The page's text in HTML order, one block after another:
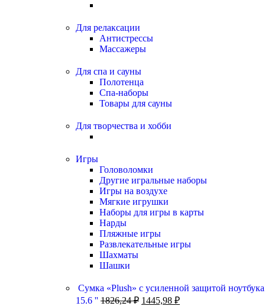
Для релаксации
Антистрессы
Массажеры
Для спа и сауны
Полотенца
Спа-наборы
Товары для сауны
Для творчества и хобби
Игры
Головоломки
Другие игральные наборы
Игры на воздухе
Мягкие игрушки
Наборы для игры в карты
Нарды
Пляжные игры
Развлекательные игры
Шахматы
Шашки
Сумка «Plush» c усиленной защитой ноутбука
15.6 '' 1826,24₽ 1445,98 ₽